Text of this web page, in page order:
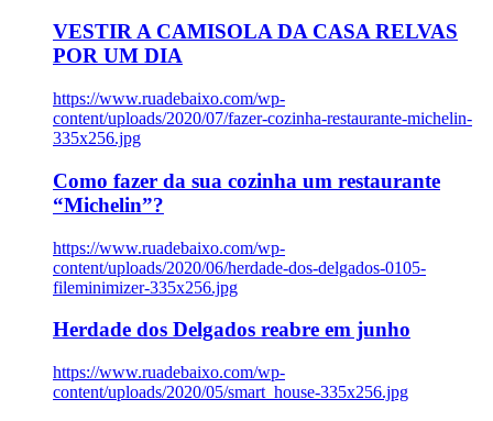
VESTIR A CAMISOLA DA CASA RELVAS
POR UM DIA
https://www.ruadebaixo.com/wp-
content/uploads/2020/07/fazer-cozinha-restaurante-michelin-
335x256.jpg
Como fazer da sua cozinha um restaurante
“Michelin”?
https://www.ruadebaixo.com/wp-
content/uploads/2020/06/herdade-dos-delgados-0105-
fileminimizer-335x256.jpg
Herdade dos Delgados reabre em junho
https://www.ruadebaixo.com/wp-
content/uploads/2020/05/smart_house-335x256.jpg